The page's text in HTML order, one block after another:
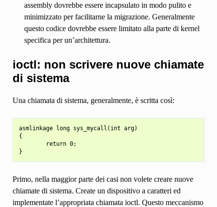
assembly dovrebbe essere incapsulato in modo pulito e
minimizzato per facilitarne la migrazione. Generalmente
questo codice dovrebbe essere limitato alla parte di kernel
specifica per un’architettura.
ioctl: non scrivere nuove chiamate
di sistema
Una chiamata di sistema, generalmente, è scritta così:
asmlinkage long sys_mycall(int arg)
{
        return 0;
Primo, nella maggior parte dei casi non volete creare nuove
chiamate di sistema. Create un dispositivo a caratteri ed
implementate l’appropriata chiamata ioctl. Questo meccanismo